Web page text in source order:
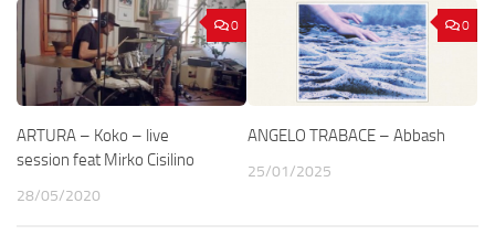
0
ARTURA – Koko – live
session feat Mirko Cisilino
28/05/2020
0
ANGELO TRABACE – Abbash
25/01/2025